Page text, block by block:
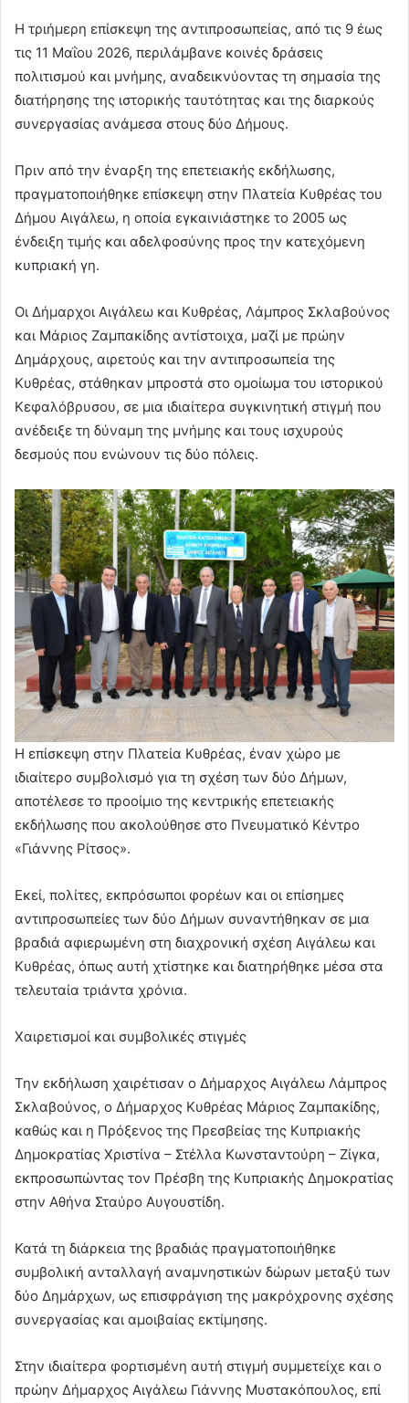
Η τριήμερη επίσκεψη της αντιπροσωπείας, από τις 9 έως
τις 11 Μαΐου 2026, περιλάμβανε κοινές δράσεις
πολιτισμού και μνήμης, αναδεικνύοντας τη σημασία της
διατήρησης της ιστορικής ταυτότητας και της διαρκούς
συνεργασίας ανάμεσα στους δύο Δήμους.
Πριν από την έναρξη της επετειακής εκδήλωσης,
πραγματοποιήθηκε επίσκεψη στην Πλατεία Κυθρέας του
Δήμου Αιγάλεω, η οποία εγκαινιάστηκε το 2005 ως
ένδειξη τιμής και αδελφοσύνης προς την κατεχόμενη
κυπριακή γη.
Οι Δήμαρχοι Αιγάλεω και Κυθρέας, Λάμπρος Σκλαβούνος
και Μάριος Ζαμπακίδης αντίστοιχα, μαζί με πρώην
Δημάρχους, αιρετούς και την αντιπροσωπεία της
Κυθρέας, στάθηκαν μπροστά στο ομοίωμα του ιστορικού
Κεφαλόβρυσου, σε μια ιδιαίτερα συγκινητική στιγμή που
ανέδειξε τη δύναμη της μνήμης και τους ισχυρούς
δεσμούς που ενώνουν τις δύο πόλεις.
Η επίσκεψη στην Πλατεία Κυθρέας, έναν χώρο με
ιδιαίτερο συμβολισμό για τη σχέση των δύο Δήμων,
αποτέλεσε το προοίμιο της κεντρικής επετειακής
εκδήλωσης που ακολούθησε στο Πνευματικό Κέντρο
«Γιάννης Ρίτσος».
Εκεί, πολίτες, εκπρόσωποι φορέων και οι επίσημες
αντιπροσωπείες των δύο Δήμων συναντήθηκαν σε μια
βραδιά αφιερωμένη στη διαχρονική σχέση Αιγάλεω και
Κυθρέας, όπως αυτή χτίστηκε και διατηρήθηκε μέσα στα
τελευταία τριάντα χρόνια.
Χαιρετισμοί και συμβολικές στιγμές
Την εκδήλωση χαιρέτισαν ο Δήμαρχος Αιγάλεω Λάμπρος
Σκλαβούνος, ο Δήμαρχος Κυθρέας Μάριος Ζαμπακίδης,
καθώς και η Πρόξενος της Πρεσβείας της Κυπριακής
Δημοκρατίας Χριστίνα – Στέλλα Κωνσταντούρη – Ζίγκα,
εκπροσωπώντας τον Πρέσβη της Κυπριακής Δημοκρατίας
στην Αθήνα Σταύρο Αυγουστίδη.
Κατά τη διάρκεια της βραδιάς πραγματοποιήθηκε
συμβολική ανταλλαγή αναμνηστικών δώρων μεταξύ των
δύο Δημάρχων, ως επισφράγιση της μακρόχρονης σχέσης
συνεργασίας και αμοιβαίας εκτίμησης.
Στην ιδιαίτερα φορτισμένη αυτή στιγμή συμμετείχε και ο
πρώην Δήμαρχος Αιγάλεω Γιάννης Μυστακόπουλος, επί